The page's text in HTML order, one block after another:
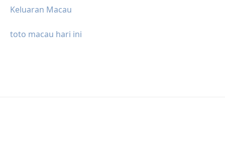
Keluaran Macau
toto macau hari ini